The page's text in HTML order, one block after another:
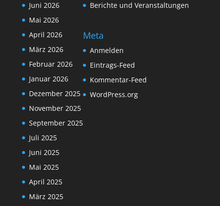
Juni 2026
Mai 2026
April 2026
März 2026
Februar 2026
Januar 2026
Dezember 2025
November 2025
September 2025
Juli 2025
Juni 2025
Mai 2025
April 2025
März 2025
Berichte und Veranstaltungen
Meta
Anmelden
Eintrags-Feed
Kommentar-Feed
WordPress.org